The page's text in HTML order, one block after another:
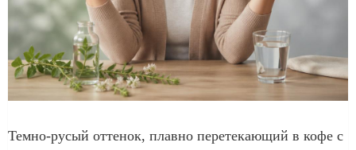
Темно-русый оттенок, плавно перетекающий в кофе с